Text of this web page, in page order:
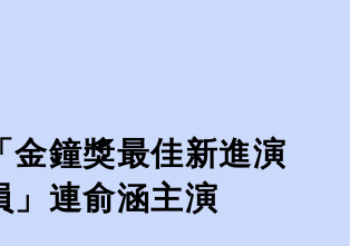
「金鐘獎最佳新進演
」連俞涵主演